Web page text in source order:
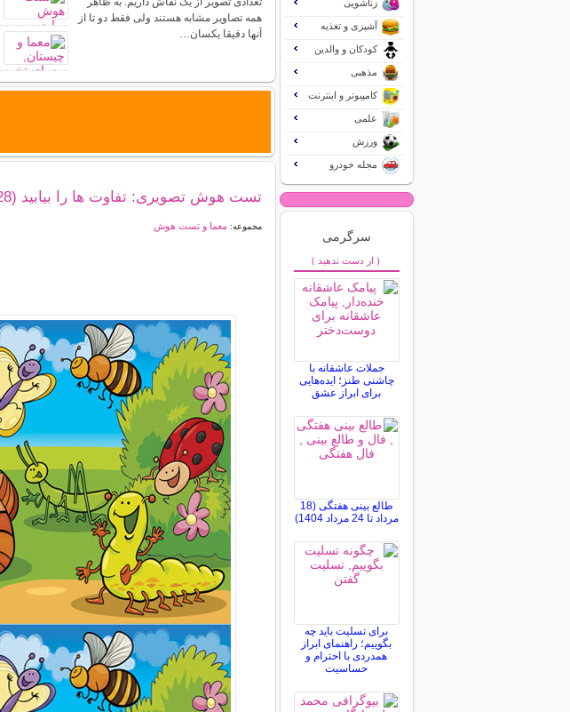
همه تصاویر مشابه هستند ولی فقط دو تا از
آنها دقیقا یکسان…
تست هوش تصویری: تفاوت ها را بیابید (28)
مجموعه: معما و تست هوش
زناشویی
آشپزی و تغذیه
کودکان و والدین
مذهبی
کامپیوتر و اینترنت
علمی
ورزش
مجله خودرو
سرگرمی
( از دست ندهید )
جملات عاشقانه با
چاشنی طنز؛ ایده‌هایی
برای ابراز عشق
طالع بینی هفتگی (18
مرداد تا 24 مرداد 1404)
برای تسلیت باید چه
بگوییم؛ راهنمای ابراز
همدردی با احترام و
حساسیت